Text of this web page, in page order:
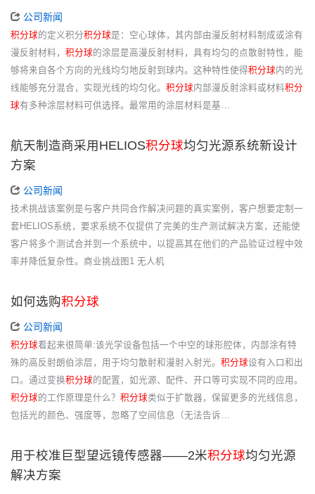
公司新闻
积分球 的定义积分积分球是：空心球体，其内部由漫反射材料制成或涂有
漫反射材料， 积分球 的涂层是高漫反射材料，具有均匀的点散射特性，能
够将来自各个方向的光线均匀地反射到球内。这种特性使得积分球 内的光
线能够充分混合，实现光线的均匀化。 积分球 内部漫反射涂料或材料积分
球有多种涂层材料可供选择。最常用的涂层材料是基…
航天制造商采用HELIOS积分球均匀光源系统新设计
方案
公司新闻
技术挑战该案例是与客户共同合作解决问题的真实案例，客户想要定制一
套HELIOS系统，要求系统不仅提供了完美的生产测试解决方案，还能使
客户将多个测试合并到一个系统中，以提高其在他们的产品验证过程中效
率并降低复杂性。商业挑战图1 无人机
如何选购积分球
公司新闻
积分球看起来很简单:该光学设备包括一个中空的球形腔体，内部涂有特
殊的高反射朗伯涂层，用于均匀散射和漫射入射光。 积分球设有入口和出
口。通过变换积分球 的配置，如光源、配件、开口等可实现不同的应用。
积分球 的工作原理是什么？ 积分球类似于扩散器，保留更多的光线信息，
包括光的颜色、强度等，忽略了空间信息（无法告诉…
用于校准巨型望远镜传感器——2米积分球均匀光源
解决方案